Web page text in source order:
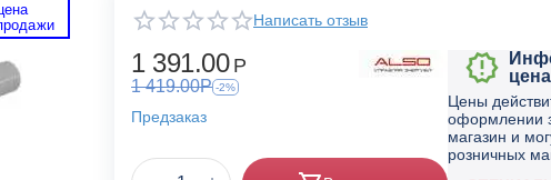
Написать отзыв
1 391.00 Р
1 419.00Р -2%
Предзаказ
Цены
оформлении
магазин и
розничных